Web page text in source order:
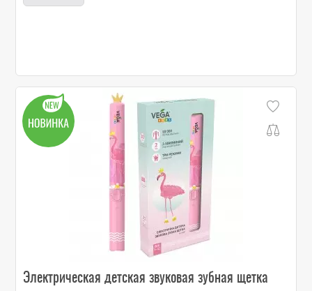
Электрическая детская звуковая зубная щетка